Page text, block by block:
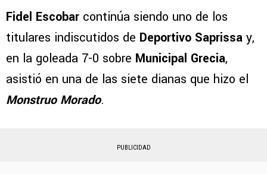
Fidel Escobar continúa siendo uno de los
titulares indiscutidos de Deportivo Saprissa y,
en la goleada 7-0 sobre Municipal Grecia,
asistió en una de las siete dianas que hizo el
Monstruo Morado.
PUBLICIDAD